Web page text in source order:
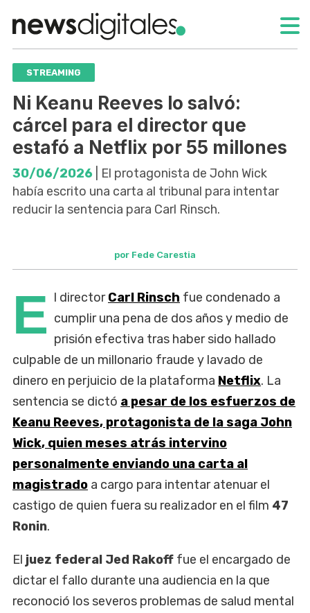
STREAMING
Ni Keanu Reeves lo salvó:
cárcel para el director que
estafó a Netflix por 55 millones
30/06/2026 | El protagonista de John Wick
había escrito una carta al tribunal para intentar
reducir la sentencia para Carl Rinsch.
por Fede Carestia
E l directorCarl Rinsch fue condenado a
cumplir una pena de dos años y medio de
prisión efectiva tras haber sido hallado
culpable de un millonario fraude y lavado de
dinero en perjuicio de la plataforma Netflix. La
sentencia se dictó a pesar de los esfuerzos de
Keanu Reeves, protagonista de la saga John
Wick, quien meses atrás intervino
personalmente enviando una carta al
magistrado a cargo para intentar atenuar el
castigo de quien fuera su realizador en el film 47
Ronin.
El juez federal Jed Rakoff fue el encargado de
dictar el fallo durante una audiencia en la que
reconoció los severos problemas de salud mental